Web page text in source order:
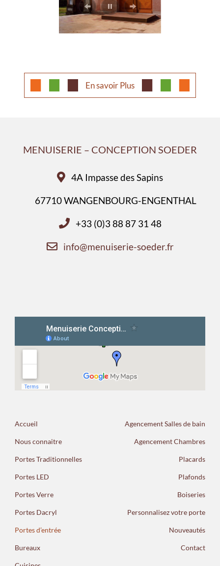
En savoir Plus
MENUISERIE – CONCEPTION SOEDER
4A Impasse des Sapins
67710 WANGENBOURG-ENGENTHAL
+33 (0)3 88 87 31 48
info@menuiserie-soeder.fr
Accueil
Nous connaitre
Portes Traditionnelles
Portes LED
Portes Verre
Portes Dacryl
Portes d’entrée
Bureaux
Agencement Salles de bain
Agencement Chambres
Placards
Plafonds
Boiseries
Personnalisez votre porte
Nouveautés
Contact